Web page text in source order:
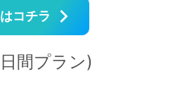
コチラ
間プラン)